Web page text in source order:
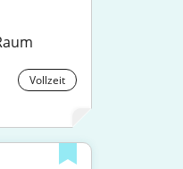
Vollzeit